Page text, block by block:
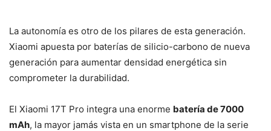
La autonomía es otro de los pilares de esta generación.
Xiaomi apuesta por baterías de silicio-carbono de nueva
generación para aumentar densidad energética sin
comprometer la durabilidad.
El Xiaomi 17T Pro integra una enorme batería de 7000
mAh, la mayor jamás vista en un smartphone de la serie